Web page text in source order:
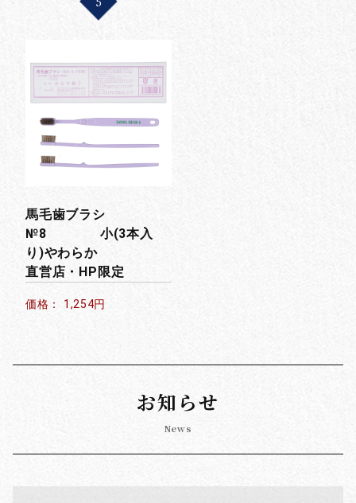
馬毛歯ブラシ
№8 小(3本入
り)やわらか
直営店・HP限定
価格： 1,254円
お知らせ
News